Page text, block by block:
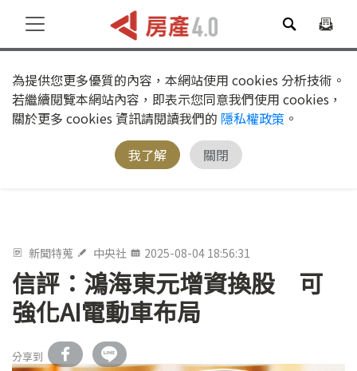
為提供您更多優質的內容，本網站使用 cookies 分析技術。
若繼續閱覽本網站內容，即表示您同意我們使用 cookies，
關於更多 cookies 資訊請閱讀我們的 隱私權政策 。
我了解
關閉
新聞特蒐 中央社 2025-08-04 18:56:31
信評：鴻海東元增資換股 可
強化AI電動車布局
分享到